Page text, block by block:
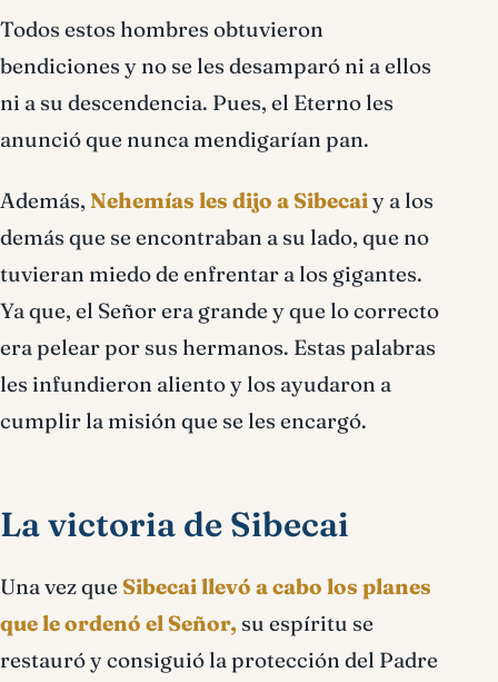
Todos estos hombres obtuvieron
bendiciones y no se les desamparó ni a ellos
ni a su descendencia. Pues, el Eterno les
anunció que nunca mendigarían pan.
Además, Nehemías les dijo a Sibecaiy a los
demás que se encontraban a su lado, que no
tuvieran miedo de enfrentar a los gigantes.
Ya que, el Señor era grande y que lo correcto
era pelear por sus hermanos. Estas palabras
les infundieron aliento y los ayudaron a
cumplir la misión que se les encargó.
La victoria de Sibecai
Una vez que Sibecai llevó a cabo los planes
que le ordenó el Señor, su espíritu se
restauró y consiguió la protección del Padre